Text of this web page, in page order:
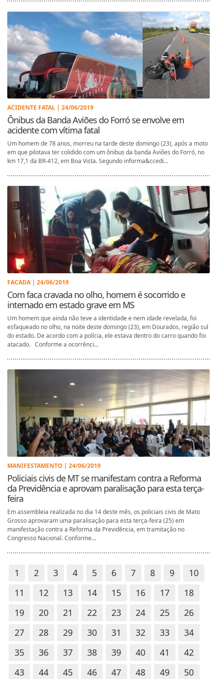
ACIDENTE FATAL | 24/06/2019
Ônibus da Banda Aviões do Forró se envolve em
acidente com vítima fatal
Um homem de 78 anos, morreu na tarde deste domingo (23), após a moto
em que pilotava ter colidido com um ônibus da banda Aviões do Forró, no
km 17,1 da BR-412, em Boa Vista. Segundo informa&ccedi...
FACADA | 24/06/2019
Com faca cravada no olho, homem é socorrido e
internado em estado grave em MS
Um homem que ainda não teve a identidade e nem idade revelada, foi
esfaqueado no olho, na noite deste domingo (23), em Dourados, região sul
do estado. De acordo com a polícia, ele estava dentro do carro quando foi
atacado. Conforme a ocorrênci...
MANIFESTAMENTO | 24/06/2019
Policiais civis de MT se manifestam contra a Reforma
da Previdência e aprovam paralisação para esta terça-
feira
Em assembleia realizada no dia 14 deste mês, os policiais civis de Mato
Grosso aprovaram uma paralisação para esta terça-feira (25) em
manifestação contra a Reforma da Previdência, em tramitação no
Congresso Nacional. Conforme...
1 2 3 4 5 6 7 8 9
10
11
12 13 14 15 16 17
18
19
20 21 22 23 24 25
26
27
28 29 30 31 32 33
34
35
36 37 38 39 40 41
42
43
44 45 46 47 48 49
50